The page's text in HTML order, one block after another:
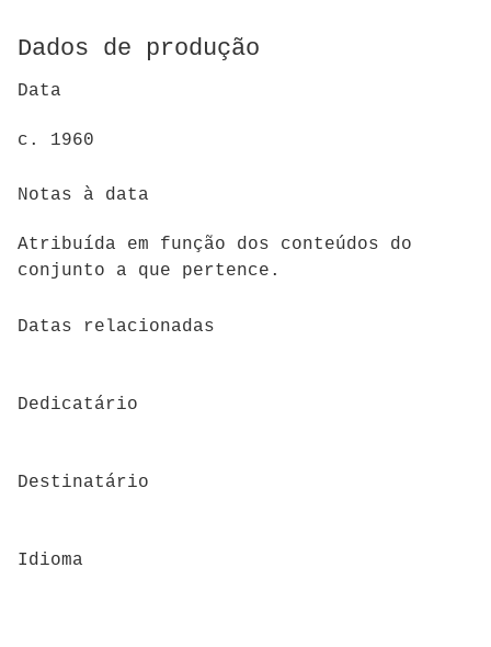
Dados de produção
Data
c. 1960
Notas à data
Atribuída em função dos conteúdos do
conjunto a que pertence.
Datas relacionadas
Dedicatário
Destinatário
Idioma